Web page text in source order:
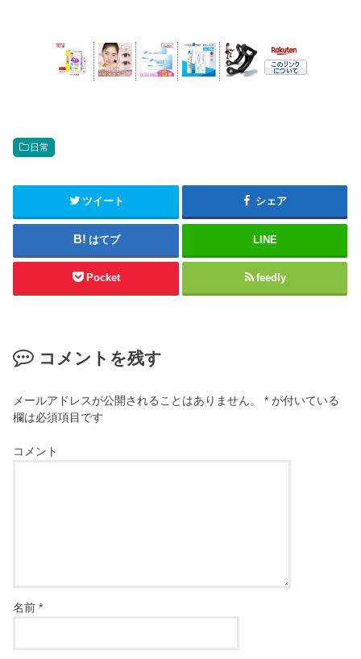
日常
ツイート シェア
はてブ LINE
Pocket feedly
コメントを残す
メールアドレスが公開されることはありません。 * が付いている
欄は必須項目です
コメント
名前*